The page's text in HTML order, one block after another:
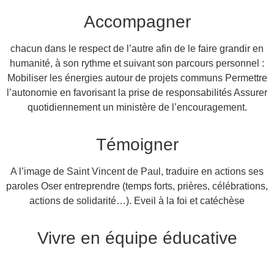
Accompagner
chacun dans le respect de l’autre afin de le faire grandir en
humanité, à son rythme et suivant son parcours personnel :
Mobiliser les énergies autour de projets communs Permettre
l’autonomie en favorisant la prise de responsabilités Assurer
quotidiennement un ministère de l’encouragement.
Témoigner
A l’image de Saint Vincent de Paul, traduire en actions ses
paroles Oser entreprendre (temps forts, prières, célébrations,
actions de solidarité…). Eveil à la foi et catéchèse
Vivre en équipe éducative